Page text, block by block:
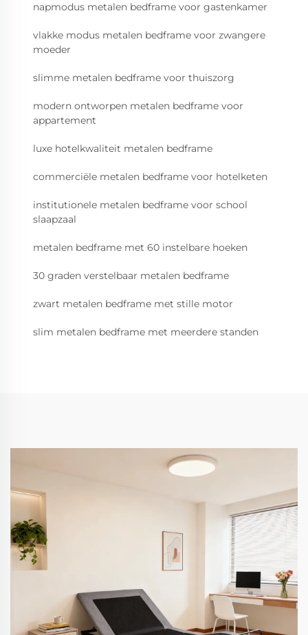
napmodus metalen bedframe voor gastenkamer
vlakke modus metalen bedframe voor zwangere
moeder
slimme metalen bedframe voor thuiszorg
modern ontworpen metalen bedframe voor
appartement
luxe hotelkwaliteit metalen bedframe
commerciële metalen bedframe voor hotelketen
institutionele metalen bedframe voor school
slaapzaal
metalen bedframe met 60 instelbare hoeken
30 graden verstelbaar metalen bedframe
zwart metalen bedframe met stille motor
slim metalen bedframe met meerdere standen